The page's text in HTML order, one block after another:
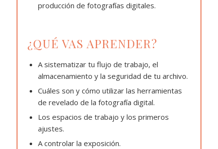
producción de fotografías digitales.
¿QUÉ VAS APRENDER?
A sistematizar tu flujo de trabajo, el
almacenamiento y la seguridad de tu archivo.
Cuáles son y cómo utilizar las herramientas
de revelado de la fotografía digital.
Los espacios de trabajo y los primeros
ajustes.
A controlar la exposición.